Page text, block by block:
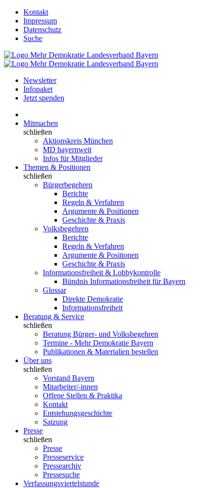
Kontakt
Impressum
Datenschutz
Suche
Newsletter
Infopaket
Jetzt spenden
Mitmachen
schließen
Aktionskreis München
MD bayernweit
Infos für Mitglieder
Themen & Positionen
schließen
Bürgerbegehren
Berichte
Regeln & Verfahren
Argumente & Positionen
Geschichte & Praxis
Volksbegehren
Berichte
Regeln & Verfahren
Argumente & Positionen
Geschichte & Praxis
Informationsfreiheit & Lobbykontrolle
Bündnis Informationsfreiheit für Bayern
Glossar
Direkte Demokratie
Informationsfreiheit
Beratung & Service
schließen
Beratung Bürger- und Volksbegehren
Termine - Mehr Demokratie Bayern
Publikationen & Materialien bestellen
Über uns
schließen
Vorstand Bayern
Mitarbeiter/-innen
Offene Stellen & Praktika
Kontakt
Entstehungsgeschichte
Satzung
Presse
schließen
Presse
Presseservice
Pressearchiv
Pressesuche
Verfassungsviertelstunde